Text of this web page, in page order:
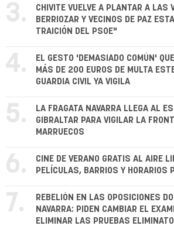
3.
CHIVITE VUELVE A PLANTAR A LAS
BERRIOZAR Y VECINOS DE PAZ
TRAICIÓN DEL PSOE"
4.
EL GESTO 'DEMASIADO COMÚN'
MÁS DE 200 EUROS DE MULTA
GUARDIA CIVIL YA VIGILA
5.
LA FRAGATA NAVARRA LLEGA AL
GIBRALTAR PARA VIGILAR LA
MARRUECOS
6.
CINE DE VERANO GRATIS AL AIRE
PELÍCULAS, BARRIOS Y HORARIOS
7.
REBELIÓN EN LAS OPOSICIONES
NAVARRA: PIDEN CAMBIAR EL
ELIMINAR LAS PRUEBAS